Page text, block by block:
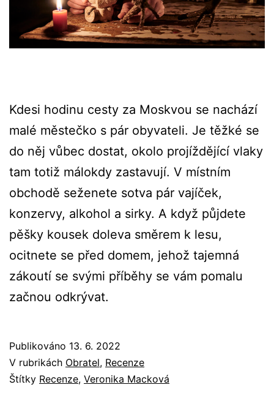
Kdesi hodinu cesty za Moskvou se nachází
malé městečko s pár obyvateli. Je těžké se
do něj vůbec dostat, okolo projíždějící vlaky
tam totiž málokdy zastavují. V místním
obchodě seženete sotva pár vajíček,
konzervy, alkohol a sirky. A když půjdete
pěšky kousek doleva směrem k lesu,
ocitnete se před domem, jehož tajemná
zákoutí se svými příběhy se vám pomalu
začnou odkrývat.
Publikováno 13. 6. 2022
V rubrikách Obratel, Recenze
Štítky Recenze, Veronika Macková